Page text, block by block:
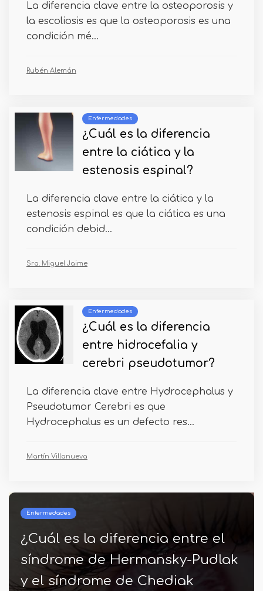
La diferencia clave entre la osteoporosis y
la escoliosis es que la osteoporosis es una
condición mé...
Rubén Alemán
Enfermedades
¿Cuál es la diferencia
entre la ciática y la
estenosis espinal?
La diferencia clave entre la ciática y la
estenosis espinal es que la ciática es una
condición debid...
Sra. Miguel Jaime
Enfermedades
¿Cuál es la diferencia
entre hidrocefalia y
cerebri pseudotumor?
La diferencia clave entre Hydrocephalus y
Pseudotumor Cerebri es que
Hydrocephalus es un defecto res...
Martín Villanueva
Neurología
Diferencia entre la enfermedad
de Parkinson y Huntington
Leonor Aranda